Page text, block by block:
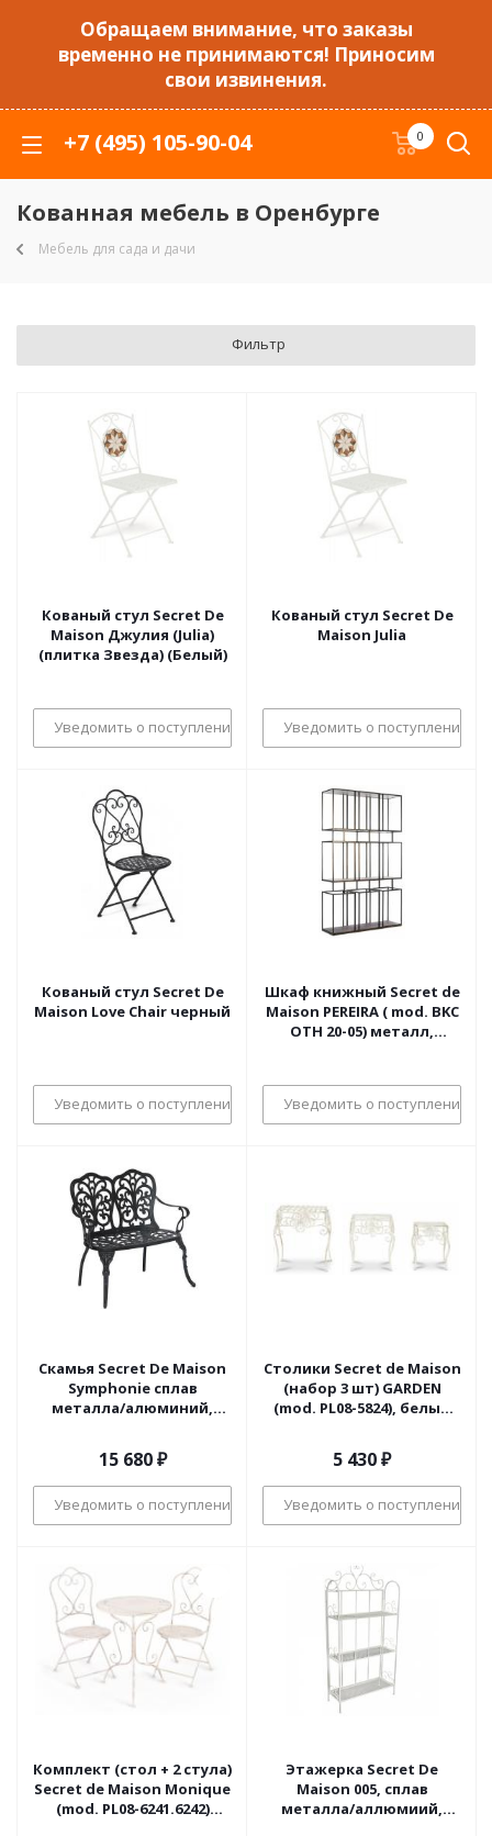
Обращаем внимание, что заказы
временно не принимаются! Приносим
свои извинения.
+7 (495) 105-90-04 0
Кованная мебель в Оренбурге
Мебель для сада и дачи
Фильтр
Кованый стул Secret De
Maison Джулия (Julia)
(плитка Звезда) (Белый)
Уведомить о поступлении
Кованый стул Secret De
Maison Julia
Уведомить о поступлении
Кованый стул Secret De
Maison Love Chair черный
Уведомить о поступлении
Шкаф книжный Secret de
Maison PEREIRA ( mod. BKC
OTH 20-05) металл,
Уведомить о поступлении
Скамья Secret De Maison
Symphonie сплав
металла/алюминий,
15 680₽
Уведомить о поступлении
Столики Secret de Maison
(набор 3 шт) GARDEN
(mod. PL08-5824), белый
(поставляется только по
4 шт)
5 430₽
Уведомить о поступлении
Комплект (стол + 2 стула)
Secret de Maison Monique
(mod. PL08-6241.6242)
Этажерка Secret De
Maison 005, сплав
металла/аллюмиий,